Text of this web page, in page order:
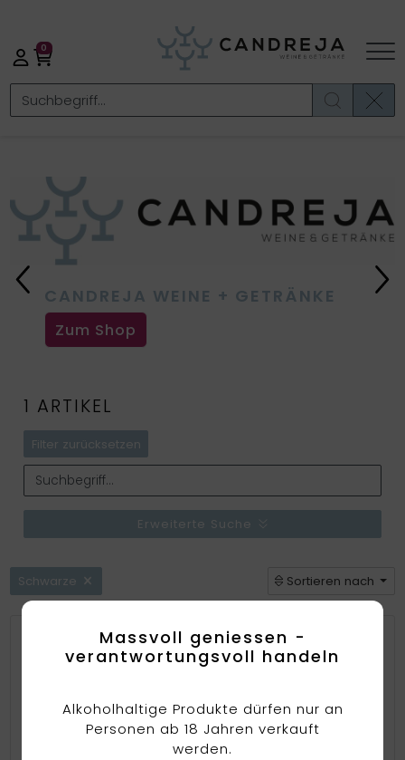
0
CANDREJA WEINE + GETRÄNKE
Zum Shop
Previous
1 ARTIKEL
Filter zurücksetzen
Erweiterte Suche
Schwarze Sortieren nach
Massvoll geniessen -
verantwortungsvoll handeln
Alkoholhaltige Produkte dürfen nur an
Personen ab 18 Jahren verkauft
werden.